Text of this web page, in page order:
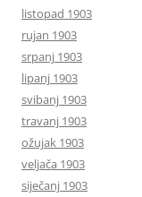
listopad 1903
rujan 1903
srpanj 1903
lipanj 1903
svibanj 1903
travanj 1903
ožujak 1903
veljača 1903
siječanj 1903